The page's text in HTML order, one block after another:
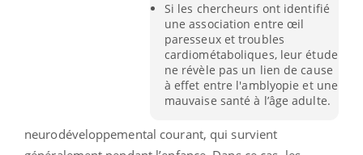
Si les chercheurs ont identifié
une association entre œil
paresseux et troubles
cardiométaboliques, leur étude
ne révèle pas un lien de cause
à effet entre l'amblyopie et une
mauvaise santé à l’âge adulte.
neurodéveloppemental courant, qui survient